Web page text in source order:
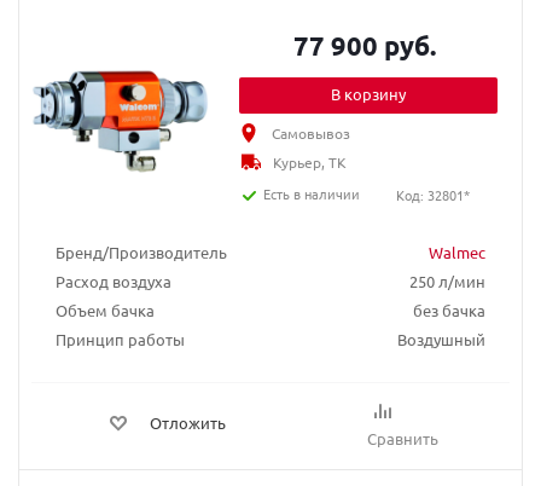
Бренд/Производитель
Walmec
Расход воздуха
250 л/мин
Объем бачка
без бачка
Принцип работы
Воздушный
Отложить
Сравнить
77 900 руб.
В корзину
Самовывоз
Курьер, ТК
Есть в наличии
Код: 32801*